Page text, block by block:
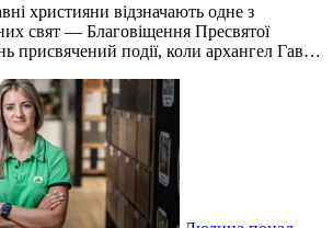
християни відзначають одне з
свят — Благовіщення Пресвятої
присвячений події, коли архангел Гав…